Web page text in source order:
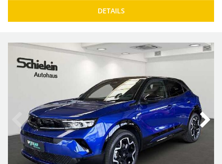
DETAILS